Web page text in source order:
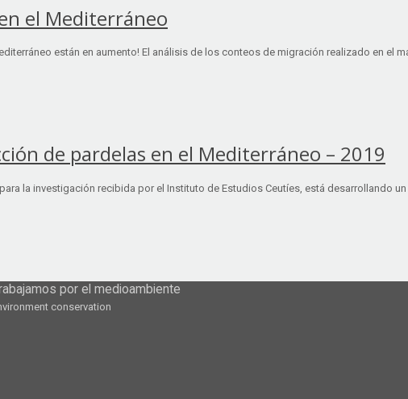
el Mediterráneo
están en aumento! El análisis de los conteos de migración realizado en el
de pardelas en el Mediterráneo – 2019
la investigación recibida por el Instituto de Estudios Ceutíes, está desarrollando
por el medioambiente
conservation